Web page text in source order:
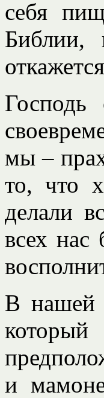
себя
Библии,
Господь
мы –
то, что
делали
всех нас
В нашей
и